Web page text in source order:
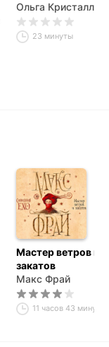
Ольга Кристалл
23 минуты
Мастер ветров и
закатов
Макс Фрай
11 часов 43 минуты